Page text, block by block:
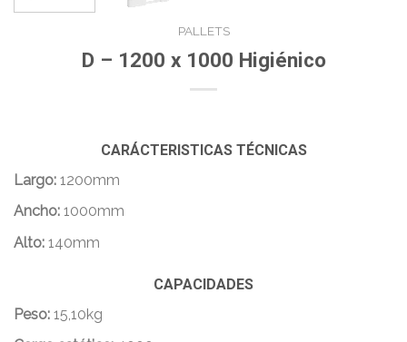
PALLETS
D – 1200 x 1000 Higiénico
CARÁCTERISTICAS TÉCNICAS
Largo: 1200mm
Ancho: 1000mm
Alto: 140mm
CAPACIDADES
Peso: 15,10kg